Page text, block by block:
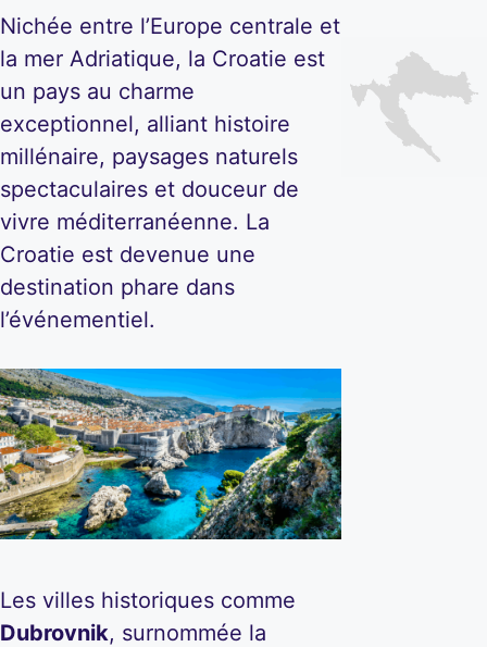
Nichée entre l’Europe centrale et
la mer Adriatique, la Croatie est
un pays au charme
exceptionnel, alliant histoire
millénaire, paysages naturels
spectaculaires et douceur de
vivre méditerranéenne. La
Croatie est devenue une
destination phare dans
l’événementiel.
Les villes historiques comme
Dubrovnik, surnommée la